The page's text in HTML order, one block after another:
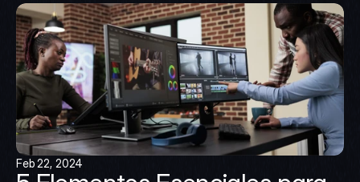
Feb 22, 2024